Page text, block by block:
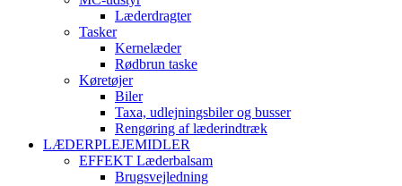
Læderdragter
Tasker
Kernelæder
Rødbrun taske
Køretøjer
Biler
Taxa, udlejningsbiler og busser
Rengøring af læderindtræk
LÆDERPLEJEMIDLER
EFFEKT Læderbalsam
Brugsvejledning